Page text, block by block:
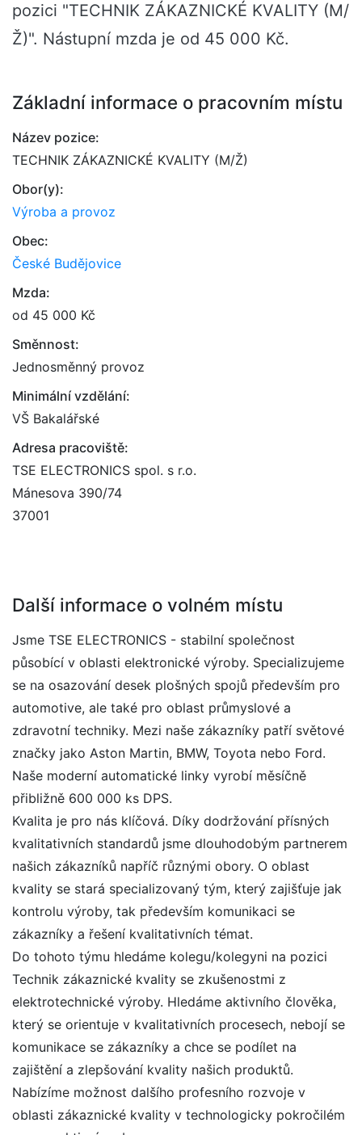
pozici "TECHNIK ZÁKAZNICKÉ KVALITY (M/
Ž)". Nástupní mzda je od 45 000 Kč.
Základní informace o pracovním místu
Název pozice:
TECHNIK ZÁKAZNICKÉ KVALITY (M/Ž)
Obor(y):
Výroba a provoz
Obec:
České Budějovice
Mzda:
od 45 000 Kč
Směnnost:
Jednosměnný provoz
Minimální vzdělání:
VŠ Bakalářské
Adresa pracoviště:
TSE ELECTRONICS spol. s r.o.
Mánesova 390/74
37001
Další informace o volném místu
Jsme TSE ELECTRONICS - stabilní společnost
působící v oblasti elektronické výroby. Specializujeme
se na osazování desek plošných spojů především pro
automotive, ale také pro oblast průmyslové a
zdravotní techniky. Mezi naše zákazníky patří světové
značky jako Aston Martin, BMW, Toyota nebo Ford.
Naše moderní automatické linky vyrobí měsíčně
přibližně 600 000 ks DPS.
Kvalita je pro nás klíčová. Díky dodržování přísných
kvalitativních standardů jsme dlouhodobým partnerem
našich zákazníků napříč různými obory. O oblast
kvality se stará specializovaný tým, který zajišťuje jak
kontrolu výroby, tak především komunikaci se
zákazníky a řešení kvalitativních témat.
Do tohoto týmu hledáme kolegu/kolegyni na pozici
Technik zákaznické kvality se zkušenostmi z
elektrotechnické výroby. Hledáme aktivního člověka,
který se orientuje v kvalitativních procesech, nebojí se
komunikace se zákazníky a chce se podílet na
zajištění a zlepšování kvality našich produktů.
Nabízíme možnost dalšího profesního rozvoje v
oblasti zákaznické kvality v technologicky pokročilém